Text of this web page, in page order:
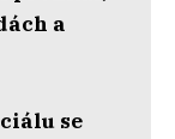
a
se